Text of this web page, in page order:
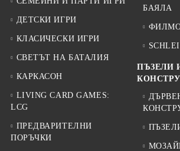
ДЕТСКИ ИГРИ
КЛАСИЧЕСКИ ИГРИ
СВЕТЪТ НА БАТАЛИЯ
КАРКАСОН
LIVING CARD GAMES:
LCG
ПРЕДВАРИТЕЛНИ
ПОРЪЧКИ
БАЯЛА
ПЪЗЕЛИ